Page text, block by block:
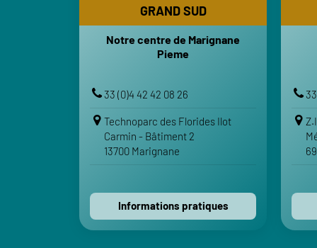
GRAND SUD
Notre centre de Marignane
Pieme
33 (0)4 42 42 08 26
Technoparc des Florides Ilot
Carmin - Bâtiment 2
13700 Marignane
Informations pratiques
TRANSPORTS
Gare Marseille Saint-Charles
Aéroport Marseille Provence
Voir sur Apple Maps
Contactez-nous